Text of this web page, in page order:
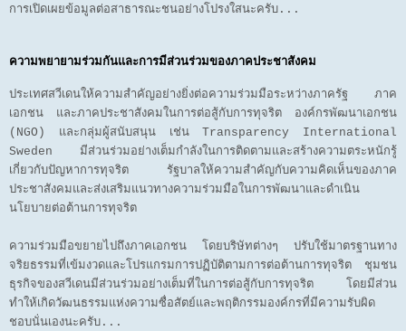
การเปิดเผยข้อมูลต่อสาธารณะชนอย่างโปรงใสนะครับ...
ความพยายามร่วมกันและการมีส่วนร่วมของภาคประชาสังคม
ประเทศสวีเดนให้ความสำคัญอย่างยิ่งต่อความร่วมมือระหว่างภาครัฐ ภาค
เอกชน และภาคประชาสังคมในการต่อสู้กับการทุจริต องค์กรพัฒนาเอกชน
(NGO) และกลุ่มผู้สนับสนุน เช่น Transparency International
Sweden มีส่วนร่วมอย่างเต็มกำลังในการติดตามและสร้างความตระหนักรู้
เกี่ยวกับปัญหาการทุจริต รัฐบาลให้ความสำคัญกับความคิดเห็นของภาค
ประชาสังคมและส่งเสริมแนวทางความร่วมมือในการพัฒนาและดำเนิน
นโยบายต่อต้านการทุจริต
ความร่วมมือขยายไปถึงภาคเอกชน โดยบริษัทต่างๆ ปรับใช้มาตรฐานทาง
จริยธรรมที่เข้มงวดและโปรแกรมการปฏิบัติตามการต่อต้านการทุจริต ชุมชน
ธุรกิจของสวีเดนมีส่วนร่วมอย่างเต็มที่ในการต่อสู้กับการทุจริต โดยมีส่วน
ทำให้เกิดวัฒนธรรมแห่งความซื่อสัตย์และพฤติกรรมองค์กรที่มีความรับผิด
ชอบนั่นเองนะครับ...